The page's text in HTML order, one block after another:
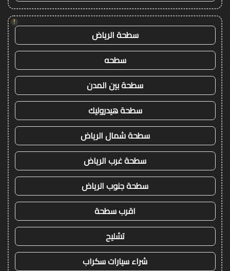
!
سطحة الرياض
سطحه
سطحة بين المدن
سطحة هيدروليك
سطحة شمال الرياض
سطحة غرب الرياض
سطحة جنوب الرياض
اقرب سطحة
تشليح
شراء سيارات سكراب